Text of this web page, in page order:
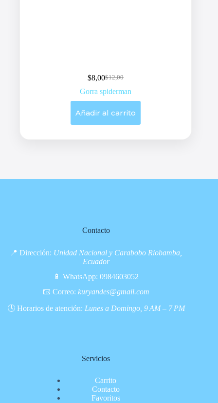
$12,00
Original
price
$8,00Current
price
Gorra spiderman
Añadir al carrito
Contacto
📍 Dirección: Unidad Nacional y Carabobo Riobamba,
Ecuador
📱 WhatsApp:0984603052
📧 Correo: kuryandes@gmail.com
🕓 Horarios de atención: Lunes a Domingo, 9 AM – 7 PM
Servicios
Carrito
Contacto
Favoritos